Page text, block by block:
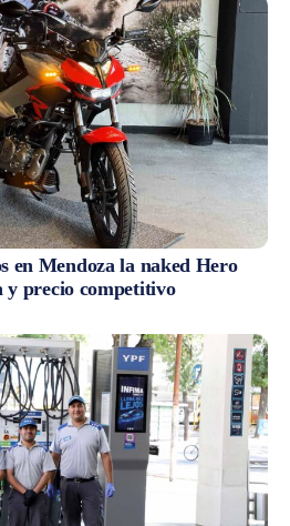
en Mendoza la naked Hero
y precio competitivo